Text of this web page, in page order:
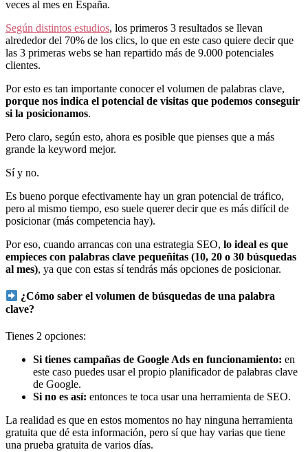
veces al mes en España.
Según distintos estudios, los primeros 3 resultados se llevan
alrededor del 70% de los clics, lo que en este caso quiere decir que
las 3 primeras webs se han repartido más de 9.000 potenciales
clientes.
Por esto es tan importante conocer el volumen de palabras clave,
porque nos indica el potencial de visitas que podemos conseguir
si la posicionamos.
Pero claro, según esto, ahora es posible que pienses que a más
grande la keyword mejor.
Sí y no.
Es bueno porque efectivamente hay un gran potencial de tráfico,
pero al mismo tiempo, eso suele querer decir que es más difícil de
posicionar (más competencia hay).
Por eso, cuando arrancas con una estrategia SEO, lo ideal es que
empieces con palabras clave pequeñitas (10, 20 o 30 búsquedas
al mes), ya que con estas sí tendrás más opciones de posicionar.
¿Cómo saber el volumen de búsquedas de una palabra
clave?
Tienes 2 opciones:
Si tienes campañas de Google Ads en funcionamiento: en
este caso puedes usar el propio planificador de palabras clave
de Google.
Si no es así: entonces te toca usar una herramienta de SEO.
La realidad es que en estos momentos no hay ninguna herramienta
gratuita que dé esta información, pero sí que hay varias que tiene
una prueba gratuita de varios días.